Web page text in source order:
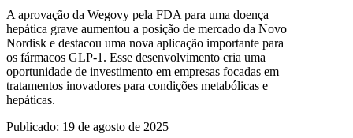
A aprovação da Wegovy pela FDA para uma doença
hepática grave aumentou a posição de mercado da Novo
Nordisk e destacou uma nova aplicação importante para
os fármacos GLP-1. Esse desenvolvimento cria uma
oportunidade de investimento em empresas focadas em
tratamentos inovadores para condições metabólicas e
hepáticas.
Publicado: 19 de agosto de 2025